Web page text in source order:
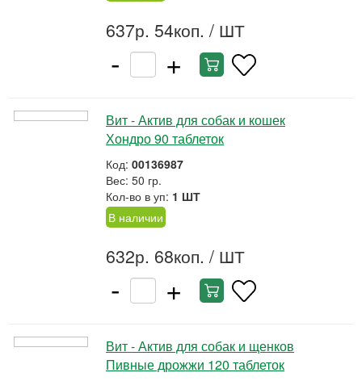
637р. 54коп. / ШТ
- +
Вит - Актив для собак и кошек
Хондро 90 таблеток
Код: 00136987
Вес: 50 гр.
Кол-во в уп: 1 ШТ
В наличии
632р. 68коп. / ШТ
- +
Вит - Актив для собак и щенков
Пивные дрожжи 120 таблеток